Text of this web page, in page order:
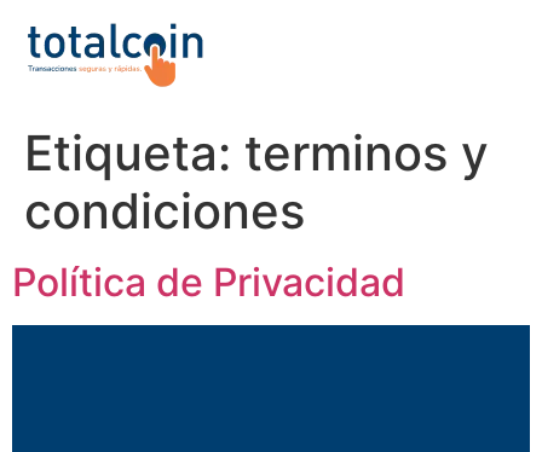
Etiqueta: terminos y
condiciones
Política de Privacidad